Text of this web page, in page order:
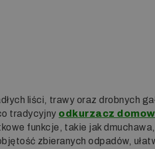
liści, trawy oraz drobnych
tradycyjny odkurzacz
funkcje, takie jak
zbieranych odpadów,